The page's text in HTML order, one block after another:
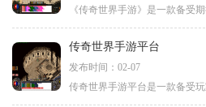
传奇世界手游平台
发布时间：02-07